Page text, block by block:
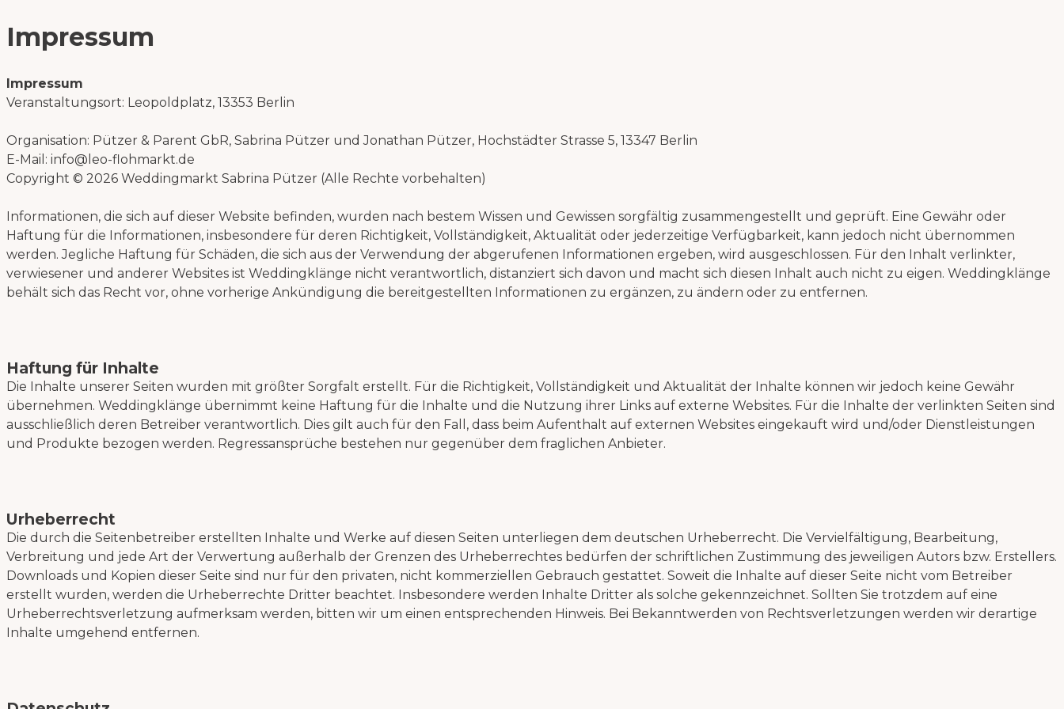
Impressum
Impressum
Veranstaltungsort: Leopoldplatz, 13353 Berlin
Organisation: Pützer & Parent GbR, Sabrina Pützer und Jonathan Pützer, Hochstädter Strasse 5, 13347 Berlin
E-Mail: info@leo-flohmarkt.de
Copyright © 2026 Weddingmarkt Sabrina Pützer (Alle Rechte vorbehalten)
Informationen, die sich auf dieser Website befinden, wurden nach bestem Wissen und Gewissen sorgfältig zusammengestellt und geprüft. Eine Gewähr oder
Haftung für die Informationen, insbesondere für deren Richtigkeit, Vollständigkeit, Aktualität oder jederzeitige Verfügbarkeit, kann jedoch nicht übernommen
werden. Jegliche Haftung für Schäden, die sich aus der Verwendung der abgerufenen Informationen ergeben, wird ausgeschlossen. Für den Inhalt verlinkter,
verwiesener und anderer Websites ist Weddingklänge nicht verantwortlich, distanziert sich davon und macht sich diesen Inhalt auch nicht zu eigen. Weddingklänge
behält sich das Recht vor, ohne vorherige Ankündigung die bereitgestellten Informationen zu ergänzen, zu ändern oder zu entfernen.
Haftung für Inhalte
Die Inhalte unserer Seiten wurden mit größter Sorgfalt erstellt. Für die Richtigkeit, Vollständigkeit und Aktualität der Inhalte können wir jedoch keine Gewähr
übernehmen. Weddingklänge übernimmt keine Haftung für die Inhalte und die Nutzung ihrer Links auf externe Websites. Für die Inhalte der verlinkten Seiten sind
ausschließlich deren Betreiber verantwortlich. Dies gilt auch für den Fall, dass beim Aufenthalt auf externen Websites eingekauft wird und/oder Dienstleistungen
und Produkte bezogen werden. Regressansprüche bestehen nur gegenüber dem fraglichen Anbieter.
Urheberrecht
Die durch die Seitenbetreiber erstellten Inhalte und Werke auf diesen Seiten unterliegen dem deutschen Urheberrecht. Die Vervielfältigung, Bearbeitung,
Verbreitung und jede Art der Verwertung außerhalb der Grenzen des Urheberrechtes bedürfen der schriftlichen Zustimmung des jeweiligen Autors bzw. Erstellers.
Downloads und Kopien dieser Seite sind nur für den privaten, nicht kommerziellen Gebrauch gestattet. Soweit die Inhalte auf dieser Seite nicht vom Betreiber
erstellt wurden, werden die Urheberrechte Dritter beachtet. Insbesondere werden Inhalte Dritter als solche gekennzeichnet. Sollten Sie trotzdem auf eine
Urheberrechtsverletzung aufmerksam werden, bitten wir um einen entsprechenden Hinweis. Bei Bekanntwerden von Rechtsverletzungen werden wir derartige
Inhalte umgehend entfernen.